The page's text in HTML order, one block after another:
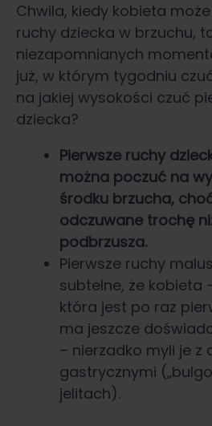
Chwila, kiedy kobieta
ruchy dziecka w brzuchu,
niezapomnianych
już, w którym tygodniu
na jakiej wysokości czuć
dziecka?
Pierwsze ruchy
można poczuć na
środku brzucha,
odczuwane trochę
podbrzusza.
Pierwsze ruchy
subtelne, że kobieta
która jest po raz
ma jeszcze
– nierzadko myli je z
gastrycznymi
jelitach).